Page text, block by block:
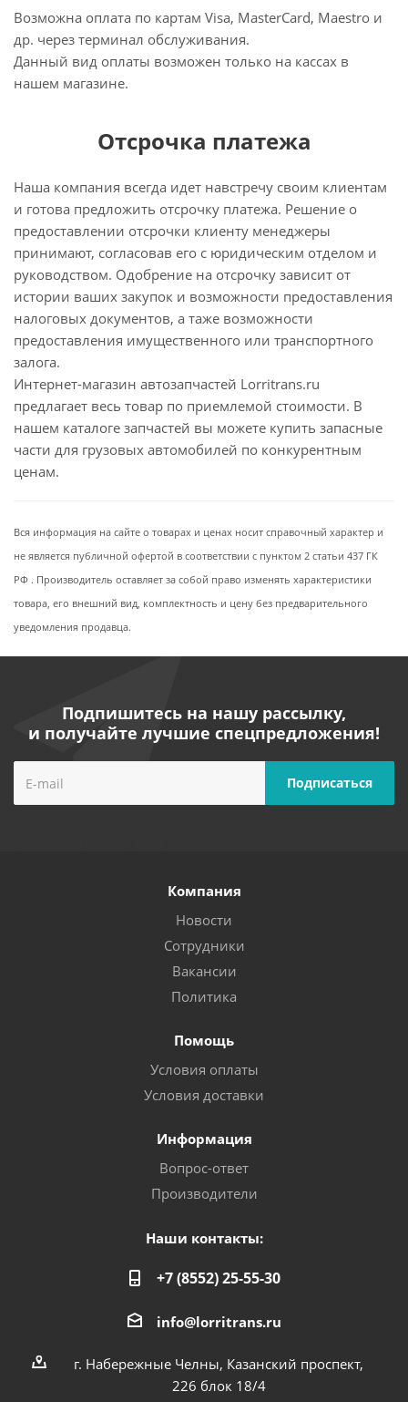
Возможна оплата по картам Visa, MasterCard, Maestro и
др. через терминал обслуживания.
Данный вид оплаты возможен только на кассах в
нашем магазине.
Отсрочка платежа
Наша компания всегда идет навстречу своим клиентам
и готова предложить отсрочку платежа. Решение о
предоставлении отсрочки клиенту менеджеры
принимают, согласовав его с юридическим отделом и
руководством. Одобрение на отсрочку зависит от
истории ваших закупок и возможности предоставления
налоговых документов, а таже возможности
предоставления имущественного или транспортного
залога.
Интернет-магазин автозапчастей Lorritrans.ru
предлагает весь товар по приемлемой стоимости. В
нашем каталоге запчастей вы можете купить запасные
части для грузовых автомобилей по конкурентным
ценам.
Вся информация на сайте о товарах и ценах носит справочный характер и
не является публичной офертой в соответствии с пунктом 2 статьи 437 ГК
РФ . Производитель оставляет за собой право изменять характеристики
товара, его внешний вид, комплектность и цену без предварительного
уведомления продавца.
Подпишитесь на нашу рассылку,
и получайте лучшие спецпредложения!
Компания
Новости
Сотрудники
Вакансии
Политика
Помощь
Условия оплаты
Условия доставки
Информация
Вопрос-ответ
Производители
Наши контакты:
+7 (8552) 25-55-30
info@lorritrans.ru
г. Набережные Челны, Казанский проспект,
226 блок 18/4